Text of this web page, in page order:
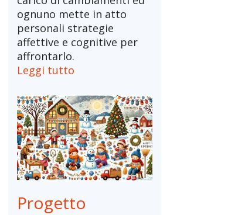
ognuno mette in atto
personali strategie
affettive e cognitive per
affrontarlo.
Leggi tutto
Progetto